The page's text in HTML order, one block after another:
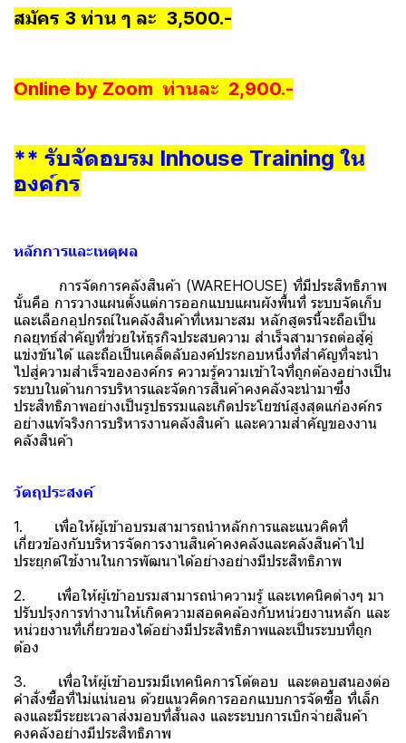
สมัคร 3 ท่าน ๆ ละ 3,500.-
Online by Zoom ท่านละ 2,900.-
** รับจัดอบรม Inhouse Training ใน
องค์กร
หลักการและเหตุผล
การจัดการคลังสินค้า (WAREHOUSE) ที่มีประสิทธิภาพ
นั้นคือ การวางแผนตั้งแต่การออกแบบแผนผังพื้นที่ ระบบจัดเก็บ
และเลือกอุปกรณ์ในคลังสินค้าที่เหมาะสม หลักสูตรนี้จะถือเป็น
กลยุทธ์สำคัญที่ช่วยให้ธุรกิจประสบความ สำเร็จสามารถต่อสู้คู่
แข่งขันได้ และถือเป็นเคล็ดลับองค์ประกอบหนึ่งที่สำคัญที่จะนำ
ไปสู่ความสำเร็จขององค์กร ความรู้ความเข้าใจที่ถูกต้องอย่างเป็น
ระบบในด้านการบริหารและจัดการสินค้าคงคลังจะนำมาซึ่ง
ประสิทธิภาพอย่างเป็นรูปธรรมและเกิดประโยชน์สูงสุดแก่องค์กร
อย่างแท้จริงการบริหารงานคลังสินค้า และความสำคัญของงาน
คลังสินค้า
วัตถุประสงค์
1. เพื่อให้ผู้เข้าอบรมสามารถนำหลักการและแนวคิดที่
เกี่ยวข้องกับบริหารจัดการงานสินค้าคงคลังและคลังสินค้าไป
ประยุกต์ใช้งานในการพัฒนาได้อย่างอย่างมีประสิทธิภาพ
2. เพื่อให้ผู้เข้าอบรมสามารถนำความรู้ และเทคนิคต่างๆ มา
ปรับปรุงการทำงานให้เกิดความสอดคล้องกับหน่วยงานหลัก และ
หน่วยงานที่เกี่ยวของได้อย่างมีประสิทธิภาพและเป็นระบบที่ถูก
ต้อง
3. เพื่อให้ผู้เข้าอบรมมีเทคนิคการโต้ตอบ และตอบสนองต่อ
คำสั่งซื้อที่ไม่แน่นอน ด้วยแนวคิดการออกแบบการจัดซื้อ ที่เล็ก
ลงและมีระยะเวลาส่งมอบที่สั้นลง และระบบการเบิกจ่ายสินค้า
คงคลังอย่างมีประสิทธิภาพ